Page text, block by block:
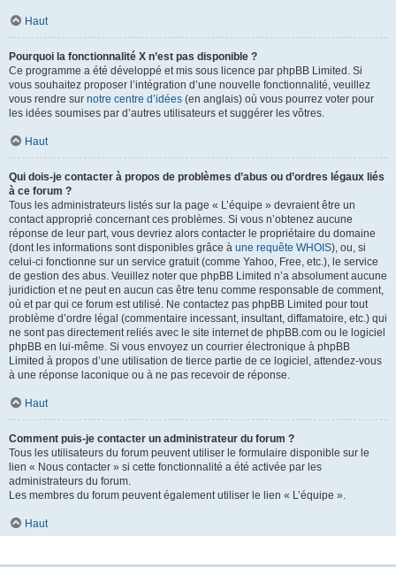
Haut
Pourquoi la fonctionnalité X n’est pas disponible ?
Ce programme a été développé et mis sous licence par phpBB Limited. Si
vous souhaitez proposer l’intégration d’une nouvelle fonctionnalité, veuillez
vous rendre sur notre centre d’idées (en anglais) où vous pourrez voter pour
les idées soumises par d’autres utilisateurs et suggérer les vôtres.
Haut
Qui dois-je contacter à propos de problèmes d’abus ou d’ordres légaux liés
à ce forum ?
Tous les administrateurs listés sur la page « L’équipe » devraient être un
contact approprié concernant ces problèmes. Si vous n’obtenez aucune
réponse de leur part, vous devriez alors contacter le propriétaire du domaine
(dont les informations sont disponibles grâce à une requête WHOIS), ou, si
celui-ci fonctionne sur un service gratuit (comme Yahoo, Free, etc.), le service
de gestion des abus. Veuillez noter que phpBB Limited n’a absolument aucune
juridiction et ne peut en aucun cas être tenu comme responsable de comment,
où et par qui ce forum est utilisé. Ne contactez pas phpBB Limited pour tout
problème d’ordre légal (commentaire incessant, insultant, diffamatoire, etc.) qui
ne sont pas directement reliés avec le site internet de phpBB.com ou le logiciel
phpBB en lui-même. Si vous envoyez un courrier électronique à phpBB
Limited à propos d’une utilisation de tierce partie de ce logiciel, attendez-vous
à une réponse laconique ou à ne pas recevoir de réponse.
Haut
Comment puis-je contacter un administrateur du forum ?
Tous les utilisateurs du forum peuvent utiliser le formulaire disponible sur le
lien « Nous contacter » si cette fonctionnalité a été activée par les
administrateurs du forum.
Les membres du forum peuvent également utiliser le lien « L’équipe ».
Haut